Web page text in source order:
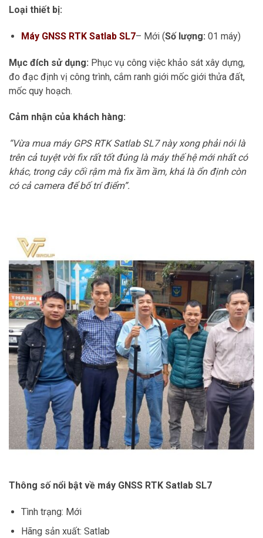
Loại thiết bị:
Máy GNSS RTK Satlab SL7– Mới (Số lượng: 01 máy)
Mục đích sử dụng: Phục vụ công việc khảo sát xây dựng,
đo đạc định vị công trình, cắm ranh giới mốc giới thửa đất,
mốc quy hoạch.
Cảm nhận của khách hàng:
“Vừa mua máy GPS RTK Satlab SL7 này xong phải nói là
trên cả tuyệt vời fix rất tốt đúng là máy thế hệ mới nhất có
khác, trong cây cối rậm mà fix ầm ầm, khá là ổn định còn
có cả camera để bố trí điểm”.
Thông số nổi bật về máy GNSS RTK Satlab SL7
Tình trạng: Mới
Hãng sản xuất: Satlab